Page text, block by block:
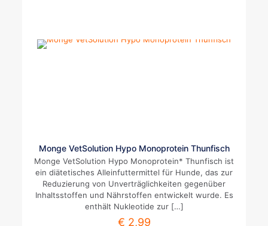
Monge VetSolution Hypo Monoprotein Thunfisch
Monge VetSolution Hypo Monoprotein* Thunfisch ist
ein diätetisches Alleinfuttermittel für Hunde, das zur
Reduzierung von Unverträglichkeiten gegenüber
Inhaltsstoffen und Nährstoffen entwickelt wurde. Es
enthält Nukleotide zur[…]
€ 2,99